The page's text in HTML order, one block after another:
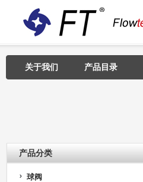
关于我们 产品目录
产品分类
球阀